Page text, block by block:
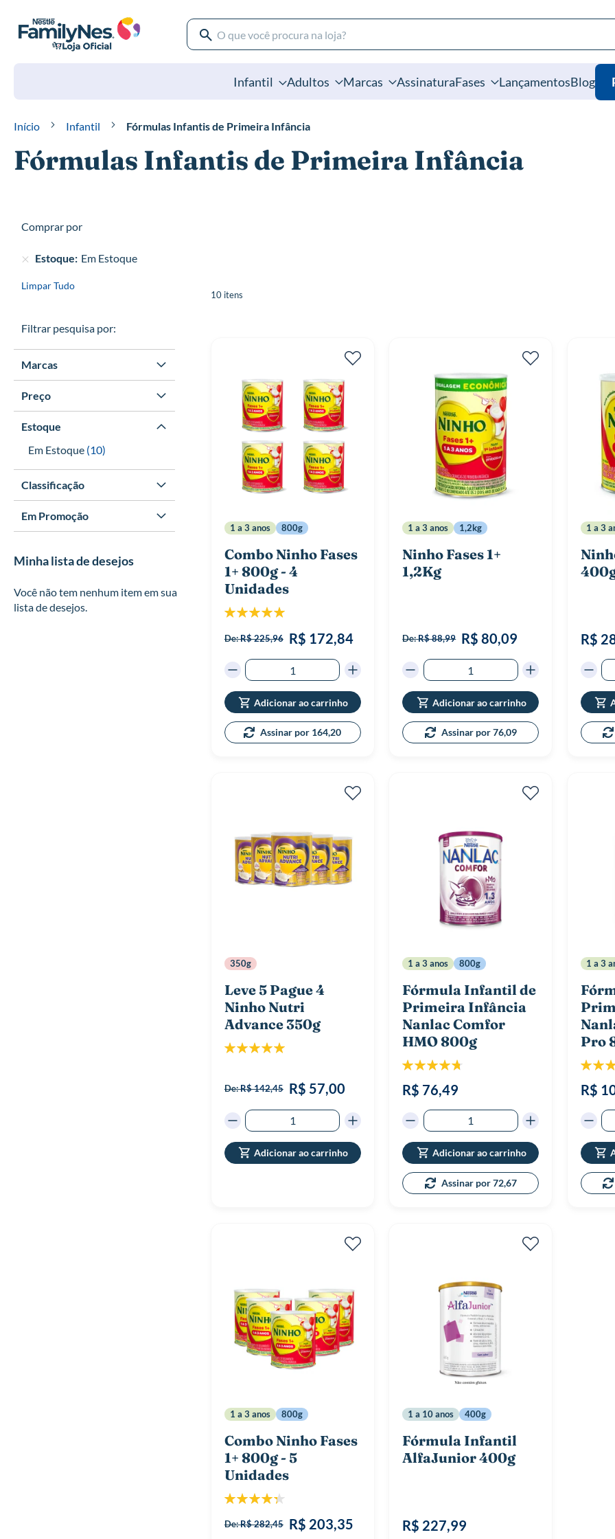
Pesquisa
Pesquisa
Marcas
Infantil Adultos AssinaturaFases LançamentosBlog
Início Infantil Fórmulas Infantis de Primeira Infância
Fórmulas Infantis de Primeira Infância
10itens
1 a 3 anos 800g
Combo Ninho Fases
1+ 800g - 4
Unidades
Classificação:
De:R$ 225,96 R$ 172,84
Adicionar ao carrinho
Assinar por 164,20
1 a 3 anos 1,2kg
Ninho Fases 1+
1,2Kg
De:R$ 88,99 R$ 80,09
Adicionar ao carrinho
Assinar por 76,09
1 a 3
R$
350g
Leve 5 Pague 4
Ninho Nutri
Advance 350g
Classificação:
De:R$ 142,45 R$ 57,00
Adicionar ao carrinho
1 a 3 anos 800g
Fórmula Infantil de
Primeira Infância
Nanlac Comfor
HMO 800g
Classificação:
R$ 76,49
Adicionar ao carrinho
Assinar por 72,67
1 a 3
Pro
R$
1 a 3 anos 800g
Combo Ninho Fases
1+ 800g - 5
Unidades
Classificação:
De:R$ 282,45 R$ 203,35
1 a 10 anos 400g
Fórmula Infantil
AlfaJunior 400g
R$ 227,99
Comprar por
Estoque Em Estoque
Limpar Tudo
Filtrar pesquisa por:
Marcas
Preço
Estoque
Em Estoque 10
itens
Classificação
Em Promoção
Minha lista de desejos
Você não tem nenhum item em sua
lista de desejos.